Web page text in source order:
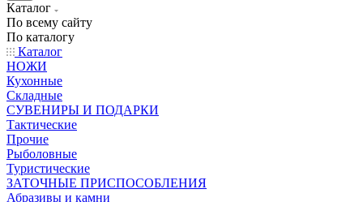
Каталог
По всему сайту
По каталогу
Каталог
НОЖИ
Кухонные
Складные
СУВЕНИРЫ И ПОДАРКИ
Тактические
Прочие
Рыболовные
Туристические
ЗАТОЧНЫЕ ПРИСПОСОБЛЕНИЯ
Абразивы и камни